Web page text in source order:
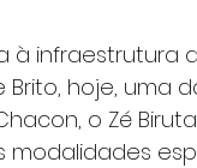
à infraestrutura
hoje, uma
o Zé
modalidades